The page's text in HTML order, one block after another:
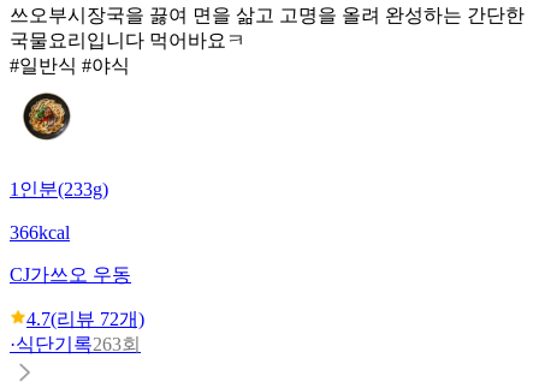
쓰오부시장국을 끓여 면을 삶고 고명을 올려 완성하는 간단한
국물요리입니다 먹어바요ㅋ
#일반식 #야식
1인분(233g)
366kcal
CJ가쓰오 우동
4.7(리뷰 72개)
·식단기록263회